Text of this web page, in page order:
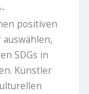
positiven
SDGs in
Künstler